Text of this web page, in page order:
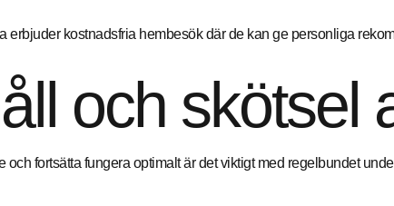
erbjuder kostnadsfria hembesök där de kan ge personliga
och skötsel
och fortsätta fungera optimalt är det viktigt med regelbundet